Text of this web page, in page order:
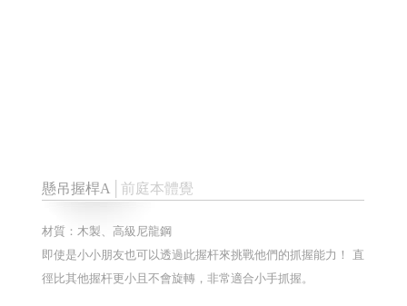
懸吊握桿A │前庭本體覺
材質：木製、高級尼龍鋼
即使是小小朋友也可以透過此握杆來挑戰他們的抓握能力！ 直
徑比其他握杆更小且不會旋轉，非常適合小手抓握。